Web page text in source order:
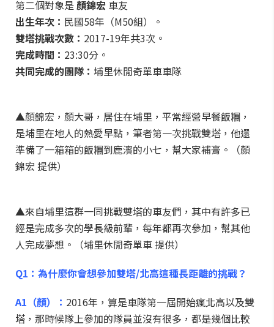
第二個對象是顏錦宏 車友
出生年次： 民國58年（M50組）。
雙塔挑戰次數： 2017-19年共3次。
完成時間： 23:30分。
共同完成的團隊： 埔里休閒奇單車車隊
▲顏錦宏，顏大哥，居住在埔里，平常經營早餐飯糰，
是埔里在地人的熱愛早點，筆者第一次挑戰雙塔，他還
準備了一箱箱的飯糰到鹿濱的小七，幫大家補膏。（顏
錦宏 提供）
▲來自埔里這群一同挑戰雙塔的車友們，其中有許多已
經是完成多次的學長級前輩，每年都再次參加，幫其他
人完成夢想。（埔里休閒奇單車 提供）
Q1：為什麼你會想參加雙塔/北高這種長距離的挑戰？
A1（顏）： 2016年，算是車隊第一屆開始瘋北高以及雙
塔，那時候隊上參加的隊員並沒有很多，都是幾個比較